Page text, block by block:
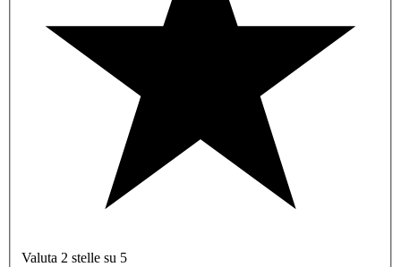
Valuta 2 stelle su 5